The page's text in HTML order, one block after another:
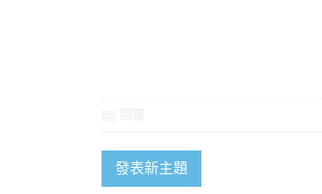
發表新主題